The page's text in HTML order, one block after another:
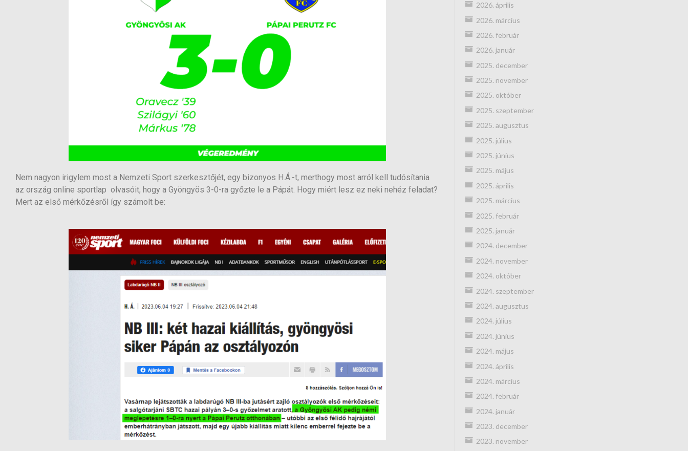
Nem nagyon irigylem most a Nemzeti Sport szerkesztőjét, egy bizonyos H.Á.-t, merthogy most arról kell tudósítania
az ország online sportlap olvasóit, hogy a Gyöngyös 3-0-ra győzte le a Pápát. Hogy miért lesz ez neki nehéz feladat?
Mert az első mérkőzésről így számolt be:
2026. április
2026. március
2026. február
2026. január
2025. december
2025. november
2025. október
2025. szeptember
2025. augusztus
2025. július
2025. június
2025. május
2025. április
2025. március
2025. február
2025. január
2024. december
2024. november
2024. október
2024. szeptember
2024. augusztus
2024. július
2024. június
2024. május
2024. április
2024. március
2024. február
2024. január
2023. december
2023. november